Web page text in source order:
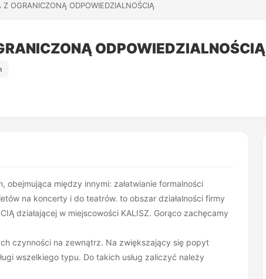
Z OGRANICZONĄ ODPOWIEDZIALNOŚCIĄ
ODPOWIEDZIALNOŚCIĄ
obejmująca między innymi: załatwianie formalności
na koncerty i do teatrów. to obszar działalności firmy
działającej w miejscowości KALISZ. Gorąco zachęcamy
czynności na zewnątrz. Na zwiększający się popyt
wszelkiego typu. Do takich usług zaliczyć należy